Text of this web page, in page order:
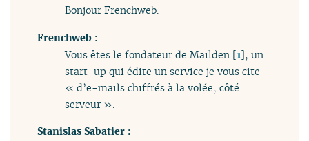
Bonjour Frenchweb.
Frenchweb :
Vous êtes le fondateur de Mailden [1], un
start-up qui édite un service je vous cite
« d’e-mails chiffrés à la volée, côté
serveur ».
Stanislas Sabatier :